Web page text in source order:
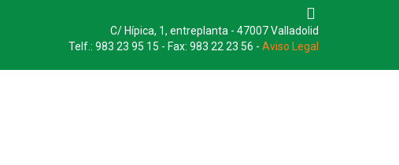
C/ Hípica, 1, entreplanta - 47007 Valladolid
Telf.: 983 23 95 15 - Fax: 983 22 23 56 - Aviso Legal